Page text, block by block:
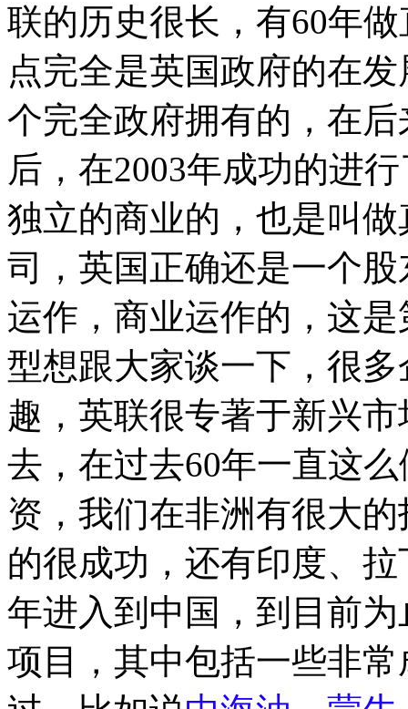
联的历史很长，有60年
点完全是英国政府的在
个完全政府拥有的，在
后，在2003年成功的进
独立的商业的，也是叫
司，英国正确还是一个
运作，商业运作的，这
型想跟大家谈一下，很
趣，英联很专著于新兴
去，在过去60年一直这
资，我们在非洲有很大
的很成功，还有印度、
年进入到中国，到目前
项目，其中包括一些非